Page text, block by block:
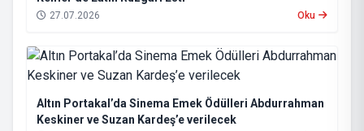
27.07.2026 Oku
Altın Portakal’da Sinema Emek Ödülleri Abdurrahman
Keskiner ve Suzan Kardeş’e verilecek